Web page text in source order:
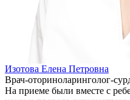
Изотова Елена Петровна
Врач-оториноларинголог-
На приеме были вместе с